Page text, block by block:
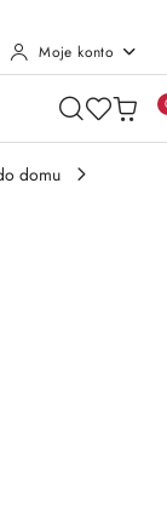
Moje konto
domu